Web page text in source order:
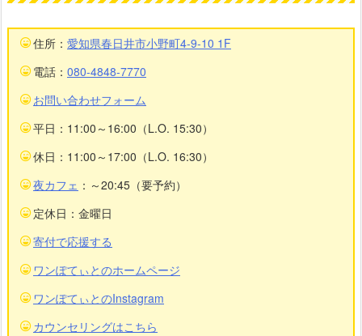
住所： 愛知県春日井市小野町4-9-10 1F
電話： 080-4848-7770
お問い合わせフォーム
平日：11:00～16:00（L.O. 15:30）
休日：11:00～17:00（L.O. 16:30）
夜カフェ ：～20:45（要予約）
定休日：金曜日
寄付で応援する
ワンぽてぃとのホームページ
ワンぽてぃとのInstagram
カウンセリングはこちら